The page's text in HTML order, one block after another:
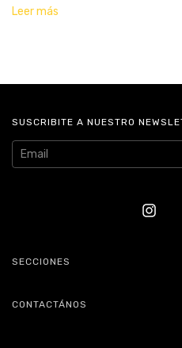
Leer más
SUSCRIBITE A NUESTRO
SECCIONES
CONTACTÁNOS